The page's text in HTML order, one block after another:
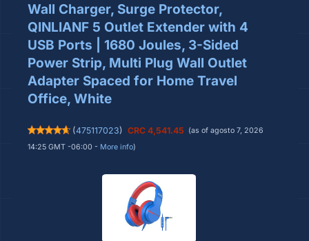
Wall Charger, Surge Protector,
QINLIANF 5 Outlet Extender with 4
USB Ports | 1680 Joules, 3-Sided
Power Strip, Multi Plug Wall Outlet
Adapter Spaced for Home Travel
Office, White
(475117023) CRC 4,541.45
(as of agosto 7, 2026
14:25 GMT -06:00 - More info)